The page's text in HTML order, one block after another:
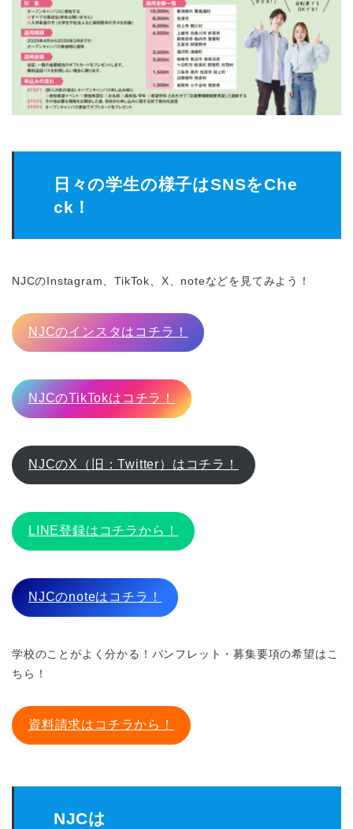
日々の学生の様子はSNSをChe
ck！
NJCのInstagram、TikTok、X、noteなどを見てみよう！
NJCのインスタはコチラ！
NJCのTikTokはコチラ！
NJCのX（旧：Twitter）はコチラ！
LINE登録はコチラから！
NJCのnoteはコチラ！
学校のことがよく分かる！パンフレット・募集要項の希望はこ
ちら！
資料請求はコチラから！
NJCは